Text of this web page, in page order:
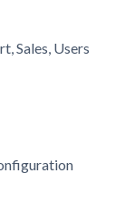
Sales, Users